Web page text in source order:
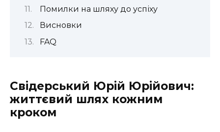
Помилки на шляху до успіху
Висновки
FAQ
Свідерський Юрій Юрійович:
життєвий шлях кожним
кроком